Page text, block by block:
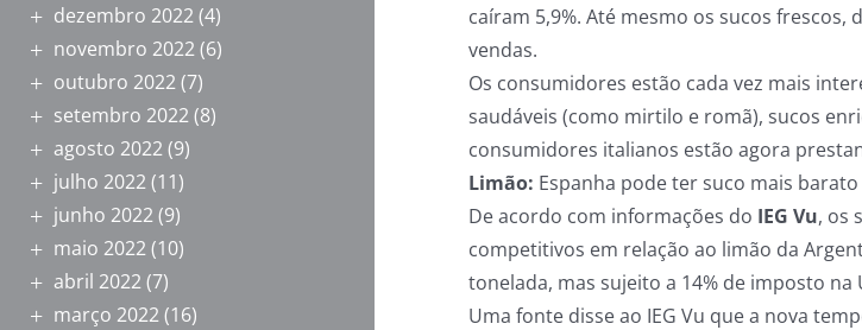
caíram 5,9%. Até mesmo os sucos
vendas.
Os consumidores estão cada vez mais
saudáveis (como mirtilo e romã), sucos
consumidores italianos estão agora
Limão: Espanha pode ter suco mais
De acordo com informações do IEG Vu, os
competitivos em relação ao limão da
tonelada, mas sujeito a 14% de imposto
Uma fonte disse ao IEG Vu que a nova
dezembro 2022(4)
novembro 2022(6)
outubro 2022(7)
setembro 2022(8)
agosto 2022(9)
julho 2022(11)
junho 2022(9)
maio 2022(10)
abril 2022(7)
março 2022(16)